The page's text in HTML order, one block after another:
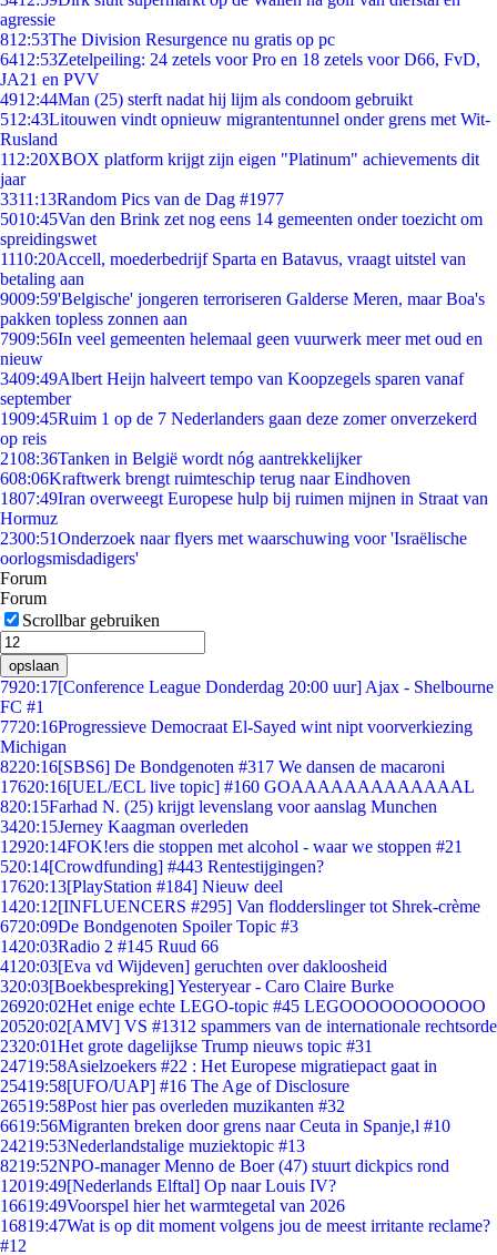
agressie
812:53The Division Resurgence nu gratis op pc
6412:53Zetelpeiling: 24 zetels voor Pro en 18 zetels voor D66, FvD,
JA21 en PVV
4912:44Man (25) sterft nadat hij lijm als condoom gebruikt
512:43Litouwen vindt opnieuw migrantentunnel onder grens met Wit-
Rusland
112:20XBOX platform krijgt zijn eigen "Platinum" achievements dit
jaar
3311:13Random Pics van de Dag #1977
5010:45Van den Brink zet nog eens 14 gemeenten onder toezicht om
spreidingswet
1110:20Accell, moederbedrijf Sparta en Batavus, vraagt uitstel van
betaling aan
9009:59'Belgische' jongeren terroriseren Galderse Meren, maar Boa's
pakken topless zonnen aan
7909:56In veel gemeenten helemaal geen vuurwerk meer met oud en
nieuw
3409:49Albert Heijn halveert tempo van Koopzegels sparen vanaf
september
1909:45Ruim 1 op de 7 Nederlanders gaan deze zomer onverzekerd
op reis
2108:36Tanken in België wordt nóg aantrekkelijker
608:06Kraftwerk brengt ruimteschip terug naar Eindhoven
1807:49Iran overweegt Europese hulp bij ruimen mijnen in Straat van
Hormuz
2300:51Onderzoek naar flyers met waarschuwing voor 'Israëlische
oorlogsmisdadigers'
Forum
Forum
Scrollbar gebruiken
opslaan
7920:17[Conference League Donderdag 20:00 uur] Ajax - Shelbourne
FC #1
7720:16Progressieve Democraat El-Sayed wint nipt voorverkiezing
Michigan
8220:16[SBS6] De Bondgenoten #317 We dansen de macaroni
17620:16[UEL/ECL live topic] #160 GOAAAAAAAAAAAAAL
820:15Farhad N. (25) krijgt levenslang voor aanslag Munchen
3420:15Jerney Kaagman overleden
12920:14FOK!ers die stoppen met alcohol - waar we stoppen #21
520:14[Crowdfunding] #443 Rentestijgingen?
17620:13[PlayStation #184] Nieuw deel
1420:12[INFLUENCERS #295] Van flodderslinger tot Shrek-crème
6720:09De Bondgenoten Spoiler Topic #3
1420:03Radio 2 #145 Ruud 66
41 20:03[Eva vd Wijdeven] geruchten over dakloosheid
320:03[Boekbespreking] Yesteryear - Caro Claire Burke
26920:02Het enige echte LEGO-topic #45 LEGOOOOOOOOOOO
20520:02[AMV] VS #1312 spammers van de internationale rechtsorde
2320:01Het grote dagelijkse Trump nieuws topic #31
24719:58Asielzoekers #22 : Het Europese migratiepact gaat in
25419:58[UFO/UAP] #16 The Age of Disclosure
26519:58Post hier pas overleden muzikanten #32
6619:56Migranten breken door grens naar Ceuta in Spanje,l #10
24219:53Nederlandstalige muziektopic #13
8219:52NPO-manager Menno de Boer (47) stuurt dickpics rond
12019:49[Nederlands Elftal] Op naar Louis IV?
16619:49Voorspel hier het warmtegetal van 2026
16819:47Wat is op dit moment volgens jou de meest irritante reclame?
#12